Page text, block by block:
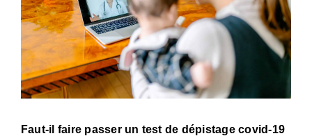
Faut-il faire passer un test de dépistage covid-19